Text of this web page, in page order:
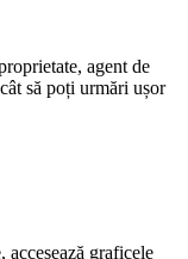
agent de
să poți urmări ușor
graficele